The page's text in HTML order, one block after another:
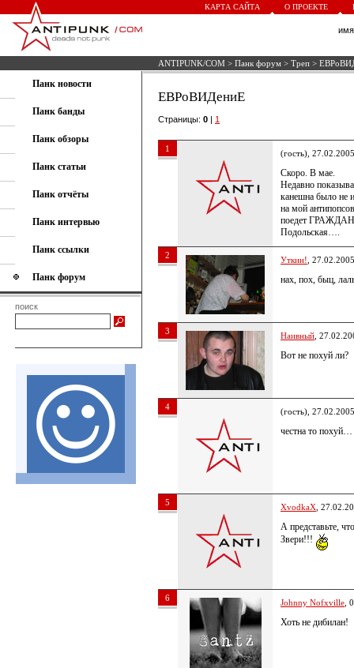
КАРТА САЙТА О ПРОЕКТЕ
ANTIPUNK/COM > Панк форум > Треп >
Панк новости
Панк банды
Панк обзоры
Панк статьи
Панк отчёты
Панк интервью
Панк ссылки
Панк форум
поиск
ЕВРоВИДениЕ
Страницы: 0 | 1
1 (гость),
Скоро. В мае.
Недавно
канешна было не
на мой
поедет
Подольская….
2 Уткин! ,
нах, пох, быц,
3 Наивный ,
Вот не похуй ли?
4 (гость),
честна то
5 XvodkaX ,
А представьте,
Звери!!!
6 Johnny Nofxville ,
Хоть не дибилан!